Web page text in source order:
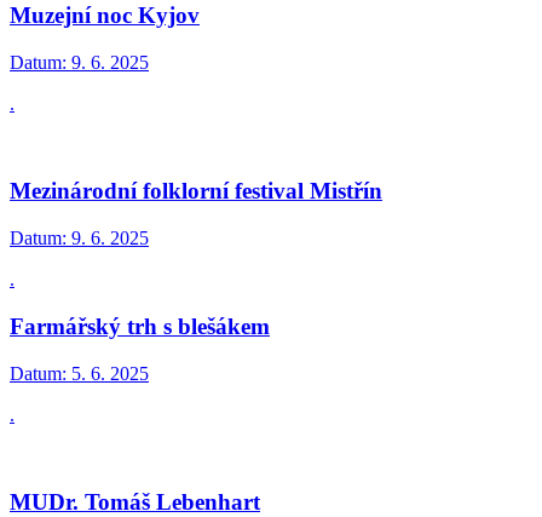
Muzejní noc Kyjov
Datum: 9. 6. 2025
.
Mezinárodní folklorní festival Mistřín
Datum: 9. 6. 2025
.
Farmářský trh s blešákem
Datum: 5. 6. 2025
.
MUDr. Tomáš Lebenhart